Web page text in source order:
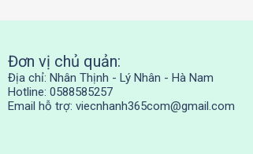
Đơn vị chủ quản:
Địa chỉ: Nhân Thịnh - Lý Nhân - Hà Nam
Hotline: 0588585257
Email hỗ trợ: viecnhanh365com@gmail.com